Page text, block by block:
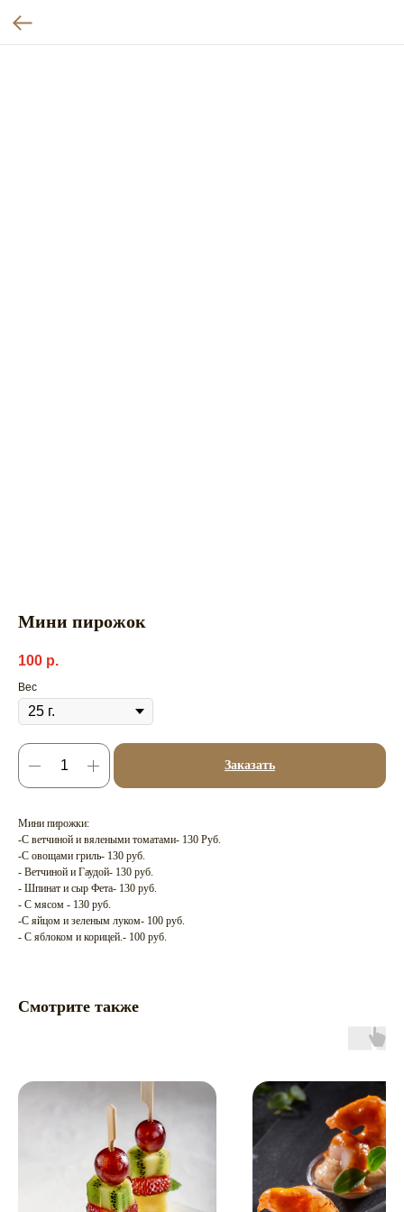
Мини пирожок
100 р.
Вес
Заказать
Мини пирожки:
-С ветчиной и вялеными томатами- 130 Руб.
-С овощами гриль- 130 руб.
- Ветчиной и Гаудой- 130 руб.
- Шпинат и сыр Фета- 130 руб.
- С мясом - 130 руб.
-С яйцом и зеленым луком- 100 руб.
- С яблоком и корицей.- 100 руб.
Смотрите также